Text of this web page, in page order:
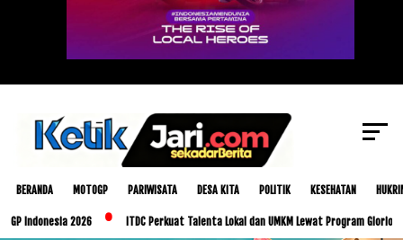
BERANDA MOTOGP PARIWISATA DESA KITA POLITIK KESEHATAN
2026 ITDC Perkuat Talenta Lokal dan UMKM Lewat Program Glorious Golo Mori
Baca Juga : Tingkatkan Standar
Internasional, Pertamina Mandalika
Gravel Area Jelang GT World Challenge Asia
2025